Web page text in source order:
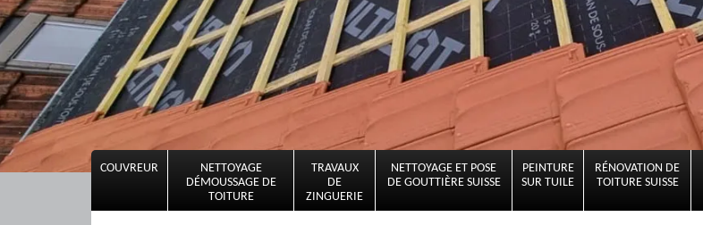
COUVREUR
NETTOYAGE
DÉMOUSSAGE DE
TOITURE
TRAVAUX
DE
ZINGUERIE
NETTOYAGE ET POSE
DE GOUTTIÈRE SUISSE
PEINTURE
SUR TUILE
RÉNOVATION DE
TOITURE SUISSE